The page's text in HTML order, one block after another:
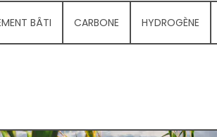
BÂTI CARBONE HYDROGÈNE